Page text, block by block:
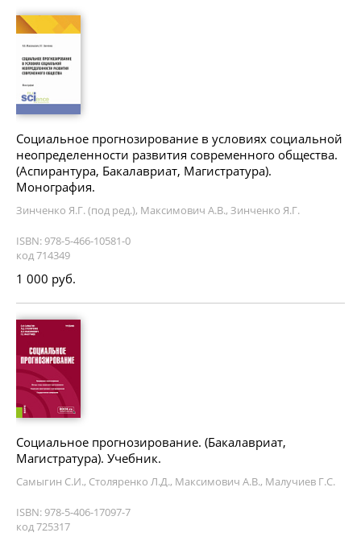
Социальное прогнозирование в условиях социальной
неопределенности развития современного общества.
(Аспирантура, Бакалавриат, Магистратура).
Монография.
Зинченко Я.Г. (под ред.), Максимович А.В., Зинченко Я.Г.
ISBN: 978-5-466-10581-0
код 714349
1 000 руб.
Социальное прогнозирование. (Бакалавриат,
Магистратура). Учебник.
Самыгин С.И., Столяренко Л.Д., Максимович А.В., Малучиев Г.С.
ISBN: 978-5-406-17097-7
код 725317